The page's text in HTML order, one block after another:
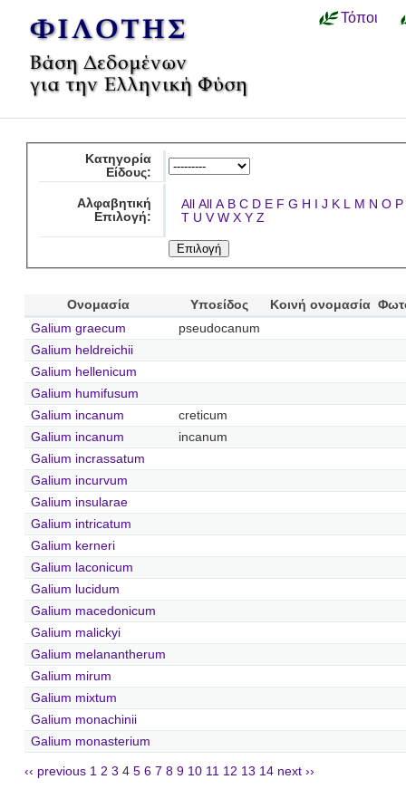
Τόποι
Κατηγορία
Είδους:
Αλφαβητική
Επιλογή:
All All A B C D E F G H I J K L M N O P
T U V W X Y Z
Ονομασία Υποείδος Κοινή ονομασία
Galium graecum
pseudocanum
Galium heldreichii
Galium hellenicum
Galium humifusum
Galium incanum
creticum
Galium incanum
incanum
Galium incrassatum
Galium incurvum
Galium insularae
Galium intricatum
Galium kerneri
Galium laconicum
Galium lucidum
Galium macedonicum
Galium malickyi
Galium melanantherum
Galium mirum
Galium mixtum
Galium monachinii
Galium monasterium
‹‹ previous 1 2 3 4 5 6 7 8 9 10 11 12 13 14 next ››